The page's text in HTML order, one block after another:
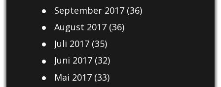
September 2017(36)
August 2017(36)
Juli 2017(35)
Juni 2017(32)
Mai 2017(33)